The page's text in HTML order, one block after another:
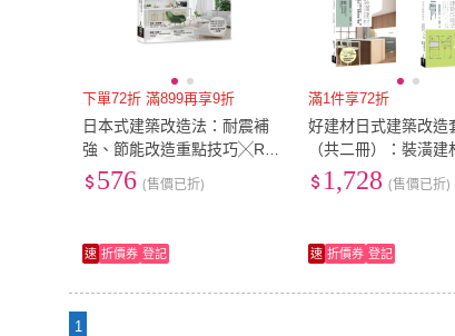
下單72折 滿899再享9折
日本式建築改造法：耐震補
強、節能改造重點技巧╳R
C、木造建築改造設計流程全
576 (售價已折)
速 折價券 登記
滿1件享72折
好建材日式建築改造
（共二冊）：裝潢建
材+日式建築改造
1,728 (售價已折)
速 折價券 登記
1